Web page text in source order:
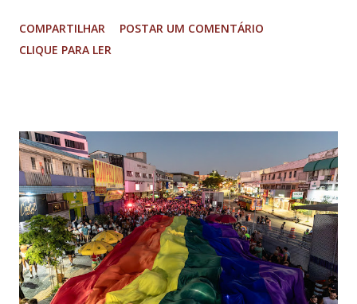
Imagens @transitofernaodias *Por Sebastião Filho
COMPARTILHAR
POSTAR UM COMENTÁRIO
CLIQUE PARA LER